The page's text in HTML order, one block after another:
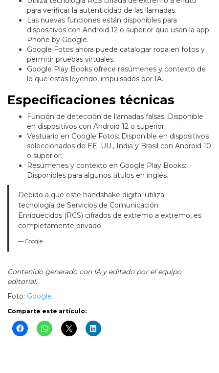
para verificar la autenticidad de las llamadas.
Las nuevas funciones están disponibles para
dispositivos con Android 12 o superior que usen la app
Phone by Google.
Google Fotos ahora puede catalogar ropa en fotos y
permitir pruebas virtuales.
Google Play Books ofrece resúmenes y contexto de
lo que estás leyendo, impulsados por IA.
Especificaciones técnicas
Función de detección de llamadas falsas: Disponible
en dispositivos con Android 12 o superior.
Vestuario en Google Fotos: Disponible en dispositivos
seleccionados de EE. UU., India y Brasil con Android 10
o superior.
Resúmenes y contexto en Google Play Books:
Disponibles para algunos títulos en inglés.
Debido a que este handshake digital utiliza
tecnología de Servicios de Comunicación
Enriquecidos (RCS) cifrados de extremo a extremo, es
completamente privado.
— Google
Contenido generado con IA y editado por el equipo
editorial.
Foto: Google.
Comparte este artículo: